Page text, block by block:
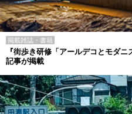
掲載雑誌・書籍
『街歩き研修「アールデコとモダ
記事が掲載